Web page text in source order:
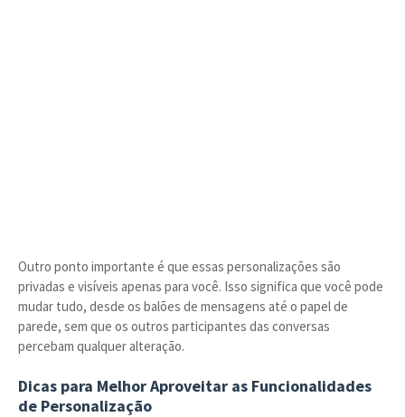
Outro ponto importante é que essas personalizações são
privadas e visíveis apenas para você. Isso significa que você pode
mudar tudo, desde os balões de mensagens até o papel de
parede, sem que os outros participantes das conversas
percebam qualquer alteração.
Dicas para Melhor Aproveitar as Funcionalidades
de Personalização